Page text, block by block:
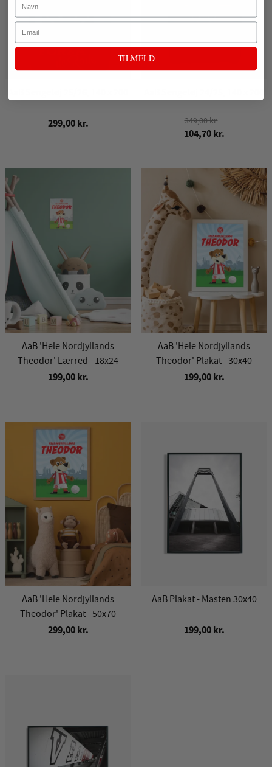
AaB Sengetøj 25/26, 140 x 200
299,00 kr. 349,00 kr.
104,70 kr.
AaB 'Hele Nordjyllands
Theodor' Lærred - 18x24
199,00 kr.
AaB 'Hele Nordjyllands
Theodor' Plakat - 30x40
199,00 kr.
AaB 'Hele Nordjyllands
Theodor' Plakat - 50x70
299,00 kr.
AaB Plakat - Masten 30x40
199,00 kr.
Email
TILMELD